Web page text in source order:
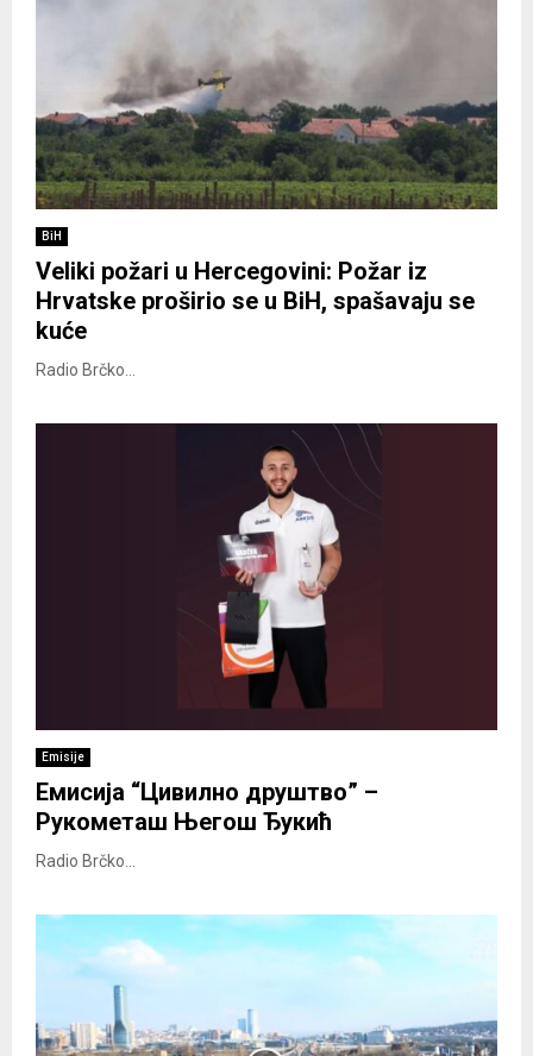
BiH
Veliki požari u Hercegovini: Požar iz
Hrvatske proširio se u BiH, spašavaju se
kuće
Radio Brčko...
Emisije
Емисија “Цивилно друштво” –
Рукометаш Његош Ђукић
Radio Brčko...